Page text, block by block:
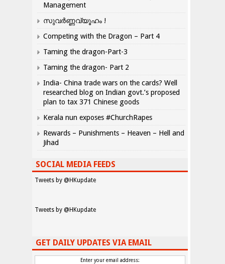
Management
സുവർണ്ണവ്യൂഹം !
Competing with the Dragon – Part 4
Taming the dragon-Part-3
Taming the dragon- Part 2
India- China trade wars on the cards? Well
researched blog on Indian govt.’s proposed
plan to tax 371 Chinese goods
Kerala nun exposes #ChurchRapes
Rewards – Punishments – Heaven – Hell and
Jihad
SOCIAL MEDIA FEEDS
Tweets by @HKupdate
Tweets by @HKupdate
GET DAILY UPDATES VIA EMAIL
Enter your email address: